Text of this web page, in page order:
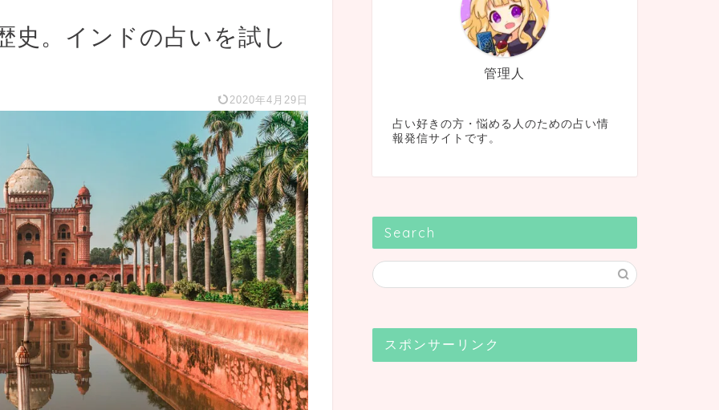
史。インドの占いを試し
2020年4月29日
管理人
占い好きの方・悩める人のための占い情
報発信サイトです。
Search
スポンサーリンク